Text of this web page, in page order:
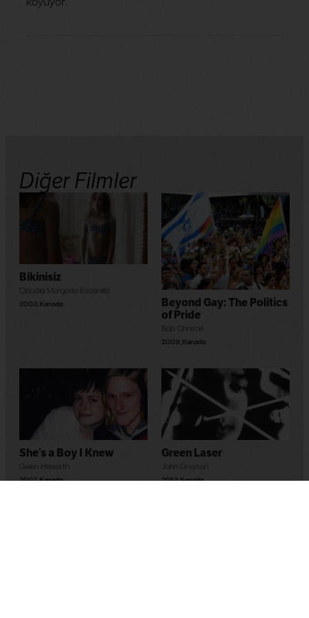
Diğer Filmler
Bikinisiz
Claudia Morgado Escanilla
2003,Kanada
Beyond Gay: The Politics
of Pride
Bob Christie
2009,Kanada
She’s a Boy I Knew
Gwen Haworth
2007,Kanada
Green Laser
John Greyson
2012,Kanada